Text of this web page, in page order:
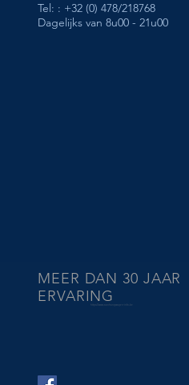
Tel: : +32 (0) 478/218768
Dagelijks van 8u00 - 21u00
MEER DAN 30 JAAR
ERVARINGhttps://www.aanhangwagen-info.be